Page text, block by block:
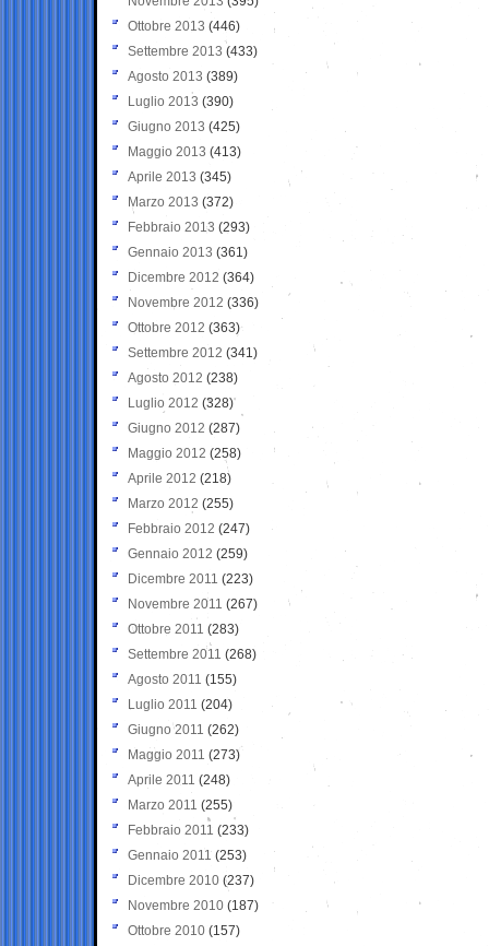
Ottobre 2013 (446)
Settembre 2013 (433)
Agosto 2013 (389)
Luglio 2013 (390)
Giugno 2013 (425)
Maggio 2013 (413)
Aprile 2013 (345)
Marzo 2013 (372)
Febbraio 2013 (293)
Gennaio 2013 (361)
Dicembre 2012 (364)
Novembre 2012 (336)
Ottobre 2012 (363)
Settembre 2012 (341)
Agosto 2012 (238)
Luglio 2012 (328)
Giugno 2012 (287)
Maggio 2012 (258)
Aprile 2012 (218)
Marzo 2012 (255)
Febbraio 2012 (247)
Gennaio 2012 (259)
Dicembre 2011 (223)
Novembre 2011 (267)
Ottobre 2011 (283)
Settembre 2011 (268)
Agosto 2011 (155)
Luglio 2011 (204)
Giugno 2011 (262)
Maggio 2011 (273)
Aprile 2011 (248)
Marzo 2011 (255)
Febbraio 2011 (233)
Gennaio 2011 (253)
Dicembre 2010 (237)
Novembre 2010 (187)
Ottobre 2010 (157)